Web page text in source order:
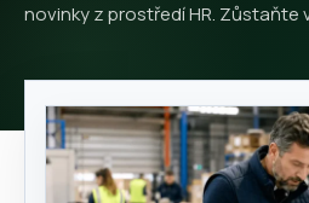
novinky z prostředí HR. Zůstaňte